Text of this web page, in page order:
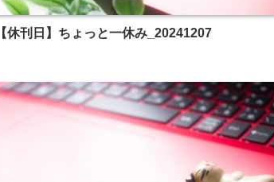
【休刊日】ちょっと一休み_20241207